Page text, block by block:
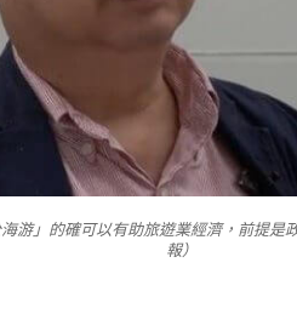
游」的確可以有助旅遊業經濟，前提是
報）